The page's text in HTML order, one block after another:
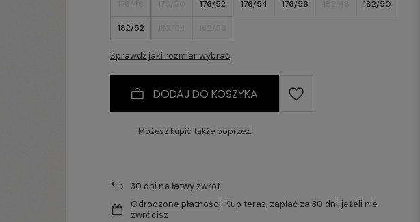
176/52 176/54 176/56 182/50
182/52
Sprawdź jaki rozmiar wybrać
DODAJ DO KOSZYKA
Możesz kupić także poprzez:
30 dni na łatwy zwrot
Odroczone płatności. Kup teraz, zapłać za 30 dni, jeżeli nie
zwrócisz